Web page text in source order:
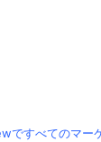
ですべてのマー